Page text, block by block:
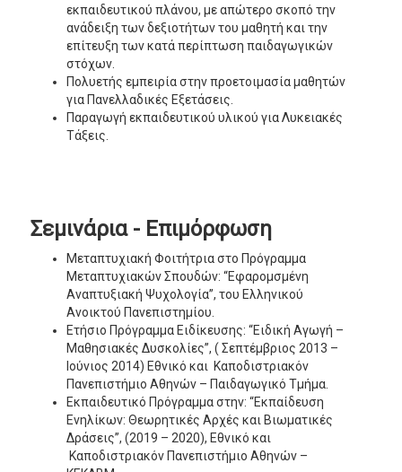
εκπαιδευτικού πλάνου, με απώτερο σκοπό την
ανάδειξη των δεξιοτήτων του μαθητή και την
επίτευξη των κατά περίπτωση παιδαγωγικών
στόχων.
Πολυετής εμπειρία στην προετοιμασία μαθητών
για Πανελλαδικές Εξετάσεις.
Παραγωγή εκπαιδευτικού υλικού για Λυκειακές
Τάξεις.
Σεμινάρια - Επιμόρφωση
Μεταπτυχιακή Φοιτήτρια στο Πρόγραμμα
Μεταπτυχιακών Σπουδών: “Εφαρομσμένη
Αναπτυξιακή Ψυχολογία”, του Ελληνικού
Ανοικτού Πανεπιστημίου.
Ετήσιο Πρόγραμμα Ειδίκευσης: “Ειδική Αγωγή –
Μαθησιακές Δυσκολίες”, ( Σεπτέμβριος 2013 –
Ιούνιος 2014) Εθνικό και Καποδιστριακόν
Πανεπιστήμιο Αθηνών – Παιδαγωγικό Τμήμα.
Εκπαιδευτικό Πρόγραμμα στην: “Εκπαίδευση
Ενηλίκων: Θεωρητικές Αρχές και Βιωματικές
Δράσεις”, (2019 – 2020), Εθνικό και
Καποδιστριακόν Πανεπιστήμιο Αθηνών –